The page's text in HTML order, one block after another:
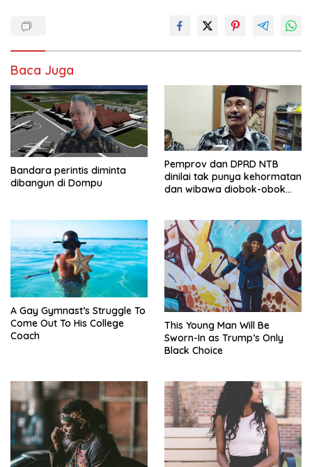
Baca Juga
Bandara perintis diminta
dibangun di Dompu
Pemprov dan DPRD NTB
dinilai tak punya kehormatan
dan wibawa diobok-obok
A Gay Gymnast’s Struggle To
Come Out To His College
Coach
This Young Man Will Be
Sworn-In as Trump’s Only
Black Choice